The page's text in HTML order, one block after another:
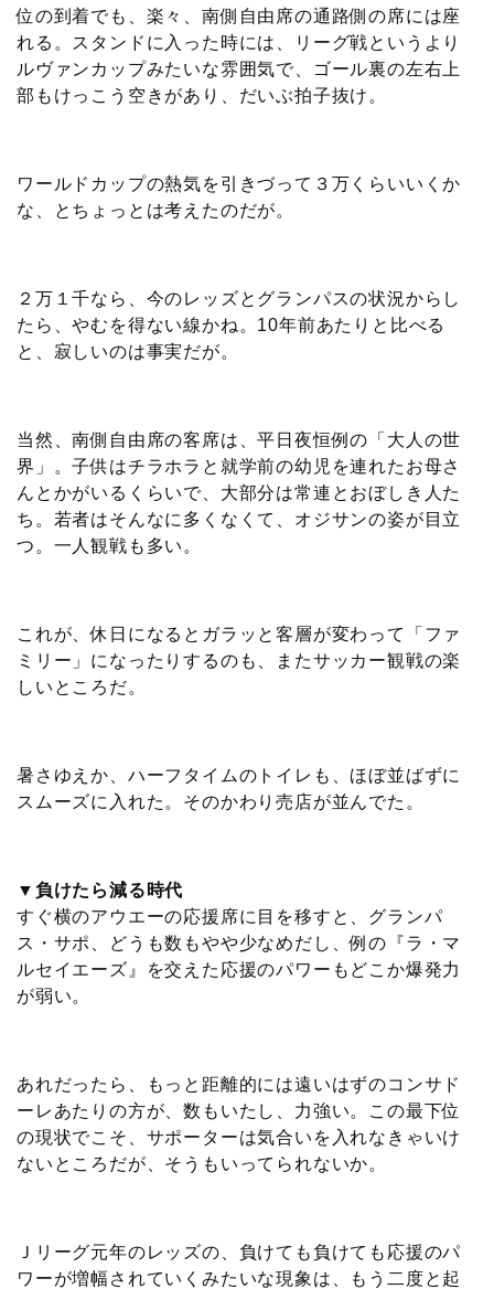
位の到着でも、楽々、南側自由席の通路側の席には座
れる。スタンドに入った時には、リーグ戦というより
ルヴァンカップみたいな雰囲気で、ゴール裏の左右上
部もけっこう空きがあり、だいぶ拍子抜け。
ワールドカップの熱気を引きづって３万くらいいくか
な、とちょっとは考えたのだが。
２万１千なら、今のレッズとグランパスの状況からし
たら、やむを得ない線かね。10年前あたりと比べる
と、寂しいのは事実だが。
当然、南側自由席の客席は、平日夜恒例の「大人の世
界」。子供はチラホラと就学前の幼児を連れたお母さ
んとかがいるくらいで、大部分は常連とおぼしき人た
ち。若者はそんなに多くなくて、オジサンの姿が目立
つ。一人観戦も多い。
これが、休日になるとガラッと客層が変わって「ファ
ミリー」になったりするのも、またサッカー観戦の楽
しいところだ。
暑さゆえか、ハーフタイムのトイレも、ほぼ並ばずに
スムーズに入れた。そのかわり売店が並んでた。
▼負けたら減る時代
すぐ横のアウエーの応援席に目を移すと、グランパ
ス・サポ、どうも数もやや少なめだし、例の『ラ・マ
ルセイエーズ』を交えた応援のパワーもどこか爆発力
が弱い。
あれだったら、もっと距離的には遠いはずのコンサド
ーレあたりの方が、数もいたし、力強い。この最下位
の現状でこそ、サポーターは気合いを入れなきゃいけ
ないところだが、そうもいってられないか。
Ｊリーグ元年のレッズの、負けても負けても応援のパ
ワーが増幅されていくみたいな現象は、もう二度と起